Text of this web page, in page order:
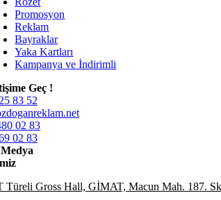
Promosyon
Reklam
Bayraklar
Yaka Kartları
Kampanya ve İndirimli
Geç !
83 52
02 83
02 83
Türeli Gross Hall, GİMAT, Macun Mah. 187.